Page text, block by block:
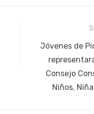
Siguiente
publicación:
Jóvenes de
Consejo
Niños,